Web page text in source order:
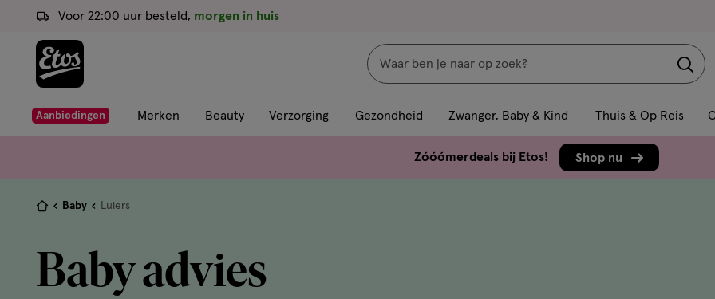
ga
de
hoofd
ga
naar
footer
Voor 22:00 uur besteld, morgen in huis
Zoeken
met
dit
Aanbiedingen Merken Beauty Verzorging Gezondheid Zwanger, Baby & Kind Thuis & Op Reis
Zóóómerdeals bij Etos! Shop nu
Je
Baby Luiers
Baby advies